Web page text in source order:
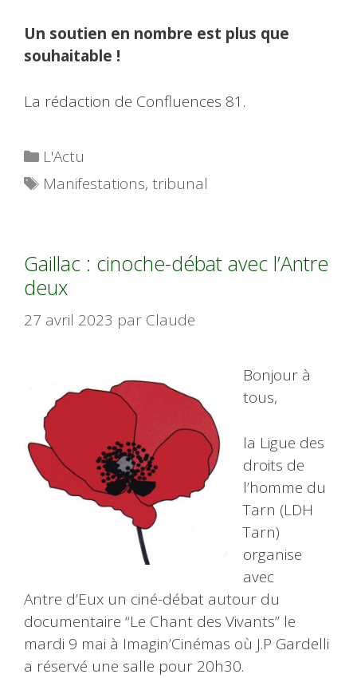
Un soutien en nombre est plus que
souhaitable !
La rédaction de Confluences 81.
Catégories
L'Actu
Étiquettes
Manifestations,tribunal
Gaillac : cinoche-débat avec l’Antre
deux
27 avril 2023 par Claude
Bonjour à
tous,
la Ligue des
droits de
l’homme du
Tarn (LDH
Tarn)
organise
avec
Antre d’Eux un ciné-débat autour du
documentaire “Le Chant des Vivants” le
mardi 9 mai à Imagin’Cinémas où J.P Gardelli
a réservé une salle pour 20h30.